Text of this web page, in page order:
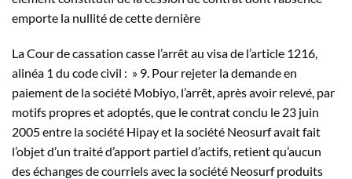
emporte la nullité de cette dernière
La Cour de cassation casse l’arrêt au visa de l’article 1216,
alinéa 1 du code civil : » 9. Pour rejeter la demande en
paiement de la société Mobiyo, l’arrêt, après avoir relevé, par
motifs propres et adoptés, que le contrat conclu le 23 juin
2005 entre la société Hipay et la société Neosurf avait fait
l’objet d’un traité d’apport partiel d’actifs, retient qu’aucun
des échanges de courriels avec la société Neosurf produits